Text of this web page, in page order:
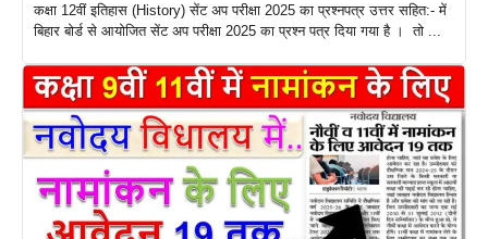
कक्षा 12वीं इतिहास (History) सेंट अप परीक्षा 2025 का प्रश्नपत्र उत्तर सहित:- में
बिहार बोर्ड से आयोजित सेंट अप परीक्षा 2025 का प्रश्न पत्र दिया गया है । तो ...